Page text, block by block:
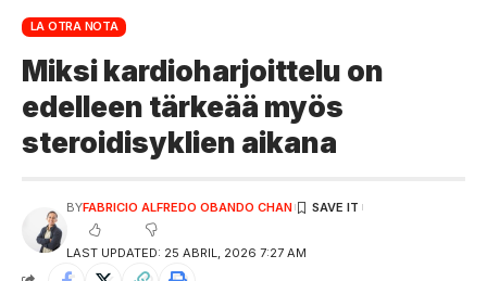
LA OTRA NOTA
Miksi kardioharjoittelu on
edelleen tärkeää myös
steroidisyklien aikana
LAST UPDATED: 25 ABRIL, 2026 7:27 AM
BYFABRICIO ALFREDO OBANDO CHAN